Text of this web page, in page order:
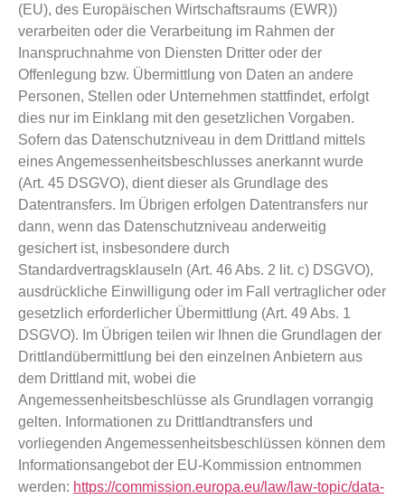
(EU), des Europäischen Wirtschaftsraums (EWR))
verarbeiten oder die Verarbeitung im Rahmen der
Inanspruchnahme von Diensten Dritter oder der
Offenlegung bzw. Übermittlung von Daten an andere
Personen, Stellen oder Unternehmen stattfindet, erfolgt
dies nur im Einklang mit den gesetzlichen Vorgaben.
Sofern das Datenschutzniveau in dem Drittland mittels
eines Angemessenheitsbeschlusses anerkannt wurde
(Art. 45 DSGVO), dient dieser als Grundlage des
Datentransfers. Im Übrigen erfolgen Datentransfers nur
dann, wenn das Datenschutzniveau anderweitig
gesichert ist, insbesondere durch
Standardvertragsklauseln (Art. 46 Abs. 2 lit. c) DSGVO),
ausdrückliche Einwilligung oder im Fall vertraglicher oder
gesetzlich erforderlicher Übermittlung (Art. 49 Abs. 1
DSGVO). Im Übrigen teilen wir Ihnen die Grundlagen der
Drittlandübermittlung bei den einzelnen Anbietern aus
dem Drittland mit, wobei die
Angemessenheitsbeschlüsse als Grundlagen vorrangig
gelten. Informationen zu Drittlandtransfers und
vorliegenden Angemessenheitsbeschlüssen können dem
Informationsangebot der EU-Kommission entnommen
werden: https://commission.europa.eu/law/law-topic/data-